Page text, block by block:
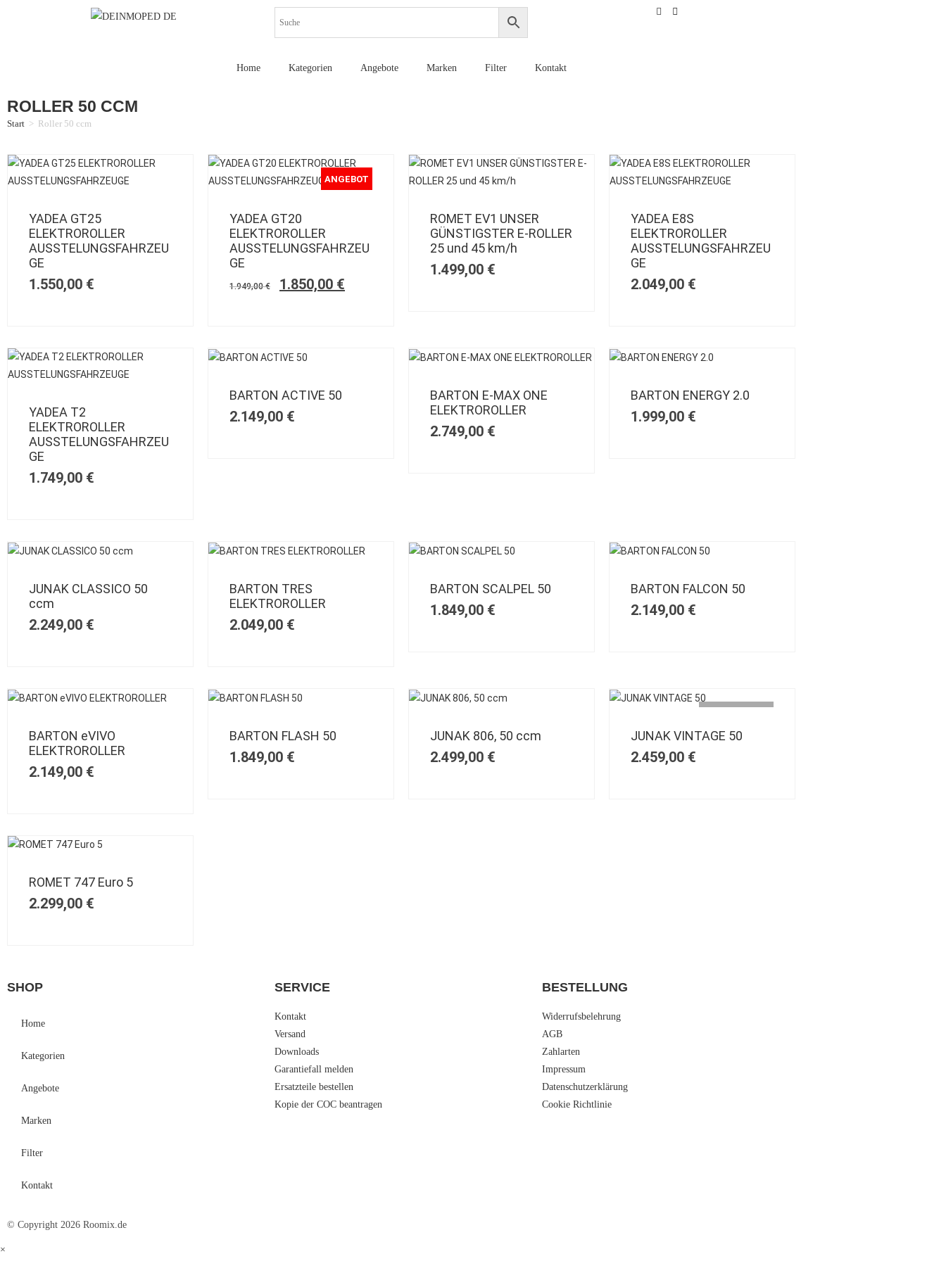
Home Kategorien Angebote Marken Filter Kontakt
ROLLER 50 CCM
Start > Roller 50 ccm
YADEA GT25
ELEKTROROLLER
AUSSTELUNGSFAHRZEU
GE
1.550,00 €
ANGEBOT
YADEA GT20
ELEKTROROLLER
AUSSTELUNGSFAHRZEU
GE
1.949,00€ 1.850,00 €
ROMET EV1 UNSER
GÜNSTIGSTER E-ROLLER
25 und 45 km/h
1.499,00 €
YADEA E8S
ELEKTROROLLER
AUSSTELUNGSFAHRZEU
GE
2.049,00 €
YADEA T2
ELEKTROROLLER
AUSSTELUNGSFAHRZEU
GE
1.749,00 €
BARTON ACTIVE 50
2.149,00 €
BARTON E-MAX ONE
ELEKTROROLLER
2.749,00 €
BARTON ENERGY 2.0
1.999,00 €
JUNAK CLASSICO 50
ccm
2.249,00 €
BARTON TRES
ELEKTROROLLER
2.049,00 €
BARTON SCALPEL 50
1.849,00 €
BARTON FALCON 50
2.149,00 €
BARTON eVIVO
ELEKTROROLLER
2.149,00 €
BARTON FLASH 50
1.849,00 €
JUNAK 806, 50 ccm
2.499,00 €
JUNAK VINTAGE 50
2.459,00 €
ROMET 747 Euro 5
2.299,00 €
SHOP
Home
Kategorien
Angebote
Marken
Filter
Kontakt
SERVICE
Kontakt
Versand
Downloads
Garantiefall melden
Ersatzteile bestellen
Kopie der COC beantragen
BESTELLUNG
Widerrufsbelehrung
AGB
Zahlarten
Impressum
Datenschutzerklärung
Cookie Richtlinie
© Copyright 2026 Roomix.de
×